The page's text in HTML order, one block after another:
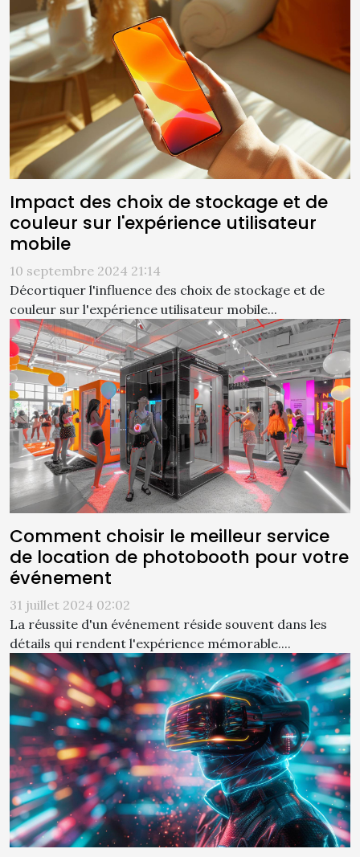
Impact des choix de stockage et de
couleur sur l'expérience utilisateur
mobile
10 septembre 2024 21:14
Décortiquer l'influence des choix de stockage et de
couleur sur l'expérience utilisateur mobile...
Comment choisir le meilleur service
de location de photobooth pour votre
événement
31 juillet 2024 02:02
La réussite d'un événement réside souvent dans les
détails qui rendent l'expérience mémorable....